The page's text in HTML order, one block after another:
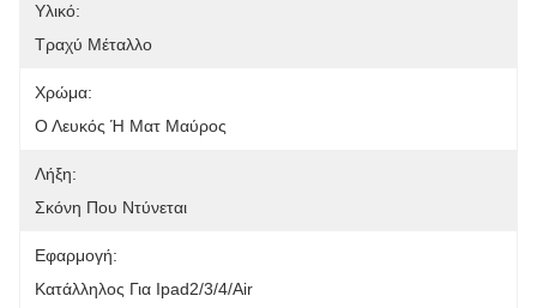
Υλικό:
Τραχύ Μέταλλο
Χρώμα:
Ο Λευκός Ή Ματ Μαύρος
Λήξη:
Σκόνη Που Ντύνεται
Εφαρμογή:
Κατάλληλος Για Ipad2/3/4/air